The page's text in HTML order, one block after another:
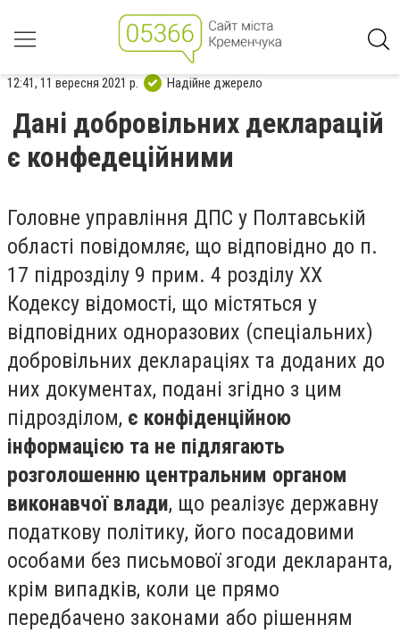
12:41, 11 вересня 2021 р. Надійне джерело
Дані добровільних декларацій
є конфедеційними
Головне управління ДПС у Полтавській
області повідомляє, що відповідно до п.
17 підрозділу 9 прим. 4 розділу ХХ
Кодексу відомості, що містяться у
відповідних одноразових (спеціальних)
добровільних деклараціях та доданих до
них документах, подані згідно з цим
підрозділом, є конфіденційною
інформацією та не підлягають
розголошенню центральним органом
виконавчої влади, що реалізує державну
податкову політику, його посадовими
особами без письмової згоди декларанта,
крім випадків, коли це прямо
передбачено законами або рішенням